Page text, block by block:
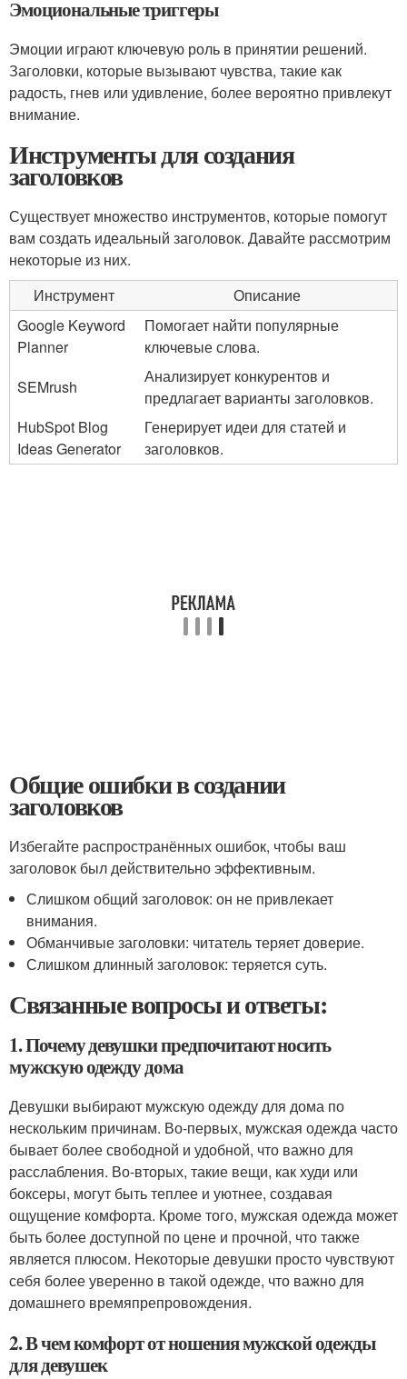
Эмоциональные триггеры
Эмоции играют ключевую роль в принятии решений.
Заголовки, которые вызывают чувства, такие как
радость, гнев или удивление, более вероятно привлекут
внимание.
Инструменты для создания
заголовков
Существует множество инструментов, которые помогут
вам создать идеальный заголовок. Давайте рассмотрим
некоторые из них.
Инструмент
Описание
Google Keyword
Planner
Помогает найти популярные
ключевые слова.
SEMrush
Анализирует конкурентов и
предлагает варианты заголовков.
HubSpot Blog
Ideas Generator
Генерирует идеи для статей и
заголовков.
Общие ошибки в создании
заголовков
Избегайте распространённых ошибок, чтобы ваш
заголовок был действительно эффективным.
Слишком общий заголовок: он не привлекает
внимания.
Обманчивые заголовки: читатель теряет доверие.
Слишком длинный заголовок: теряется суть.
Связанные вопросы и ответы:
1. Почему девушки предпочитают носить
мужскую одежду дома
Девушки выбирают мужскую одежду для дома по
нескольким причинам. Во-первых, мужская одежда часто
бывает более свободной и удобной, что важно для
расслабления. Во-вторых, такие вещи, как худи или
боксеры, могут быть теплее и уютнее, создавая
ощущение комфорта. Кроме того, мужская одежда может
быть более доступной по цене и прочной, что также
является плюсом. Некоторые девушки просто чувствуют
себя более уверенно в такой одежде, что важно для
домашнего времяпрепровождения.
2. В чем комфорт от ношения мужской одежды
для девушек